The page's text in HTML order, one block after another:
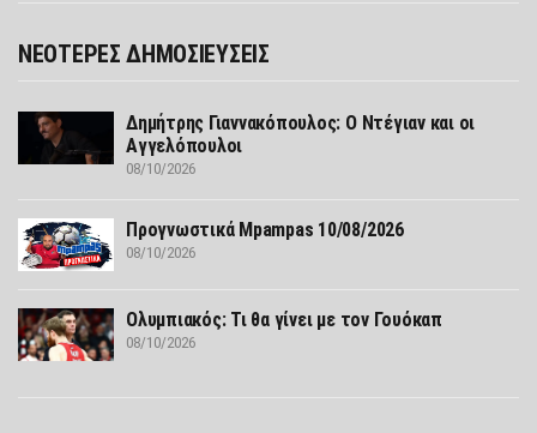
ΝΕΟΤΕΡΕΣ ΔΗΜΟΣΙΕΥΣΕΙΣ
Δημήτρης Γιαννακόπουλος: Ο Ντέγιαν και οι
Αγγελόπουλοι
08/10/2026
Προγνωστικά Mpampas 10/08/2026
08/10/2026
Ολυμπιακός: Τι θα γίνει με τον Γουόκαπ
08/10/2026